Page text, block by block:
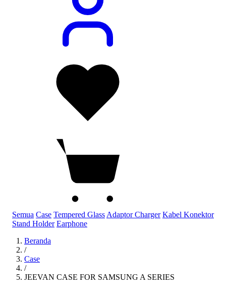
Semua Case Tempered Glass Adaptor Charger Kabel Konektor
Stand Holder Earphone
Beranda
/
Case
/
JEEVAN CASE FOR SAMSUNG A SERIES